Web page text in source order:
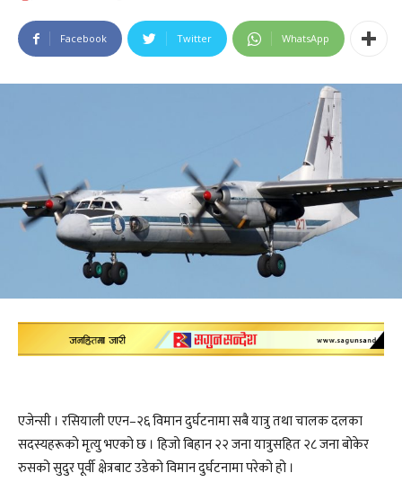
Facebook Twitter WhatsApp
एजेन्सी । रसियाली एएन–२६ विमान दुर्घटनामा सबै यात्रु तथा चालक दलका
सदस्यहरूको मृत्यु भएको छ । हिजो बिहान २२ जना यात्रुसहित २८ जना बोकेर
रुसको सुदुर पूर्वी क्षेत्रबाट उडेको विमान दुर्घटनामा परेको हो ।